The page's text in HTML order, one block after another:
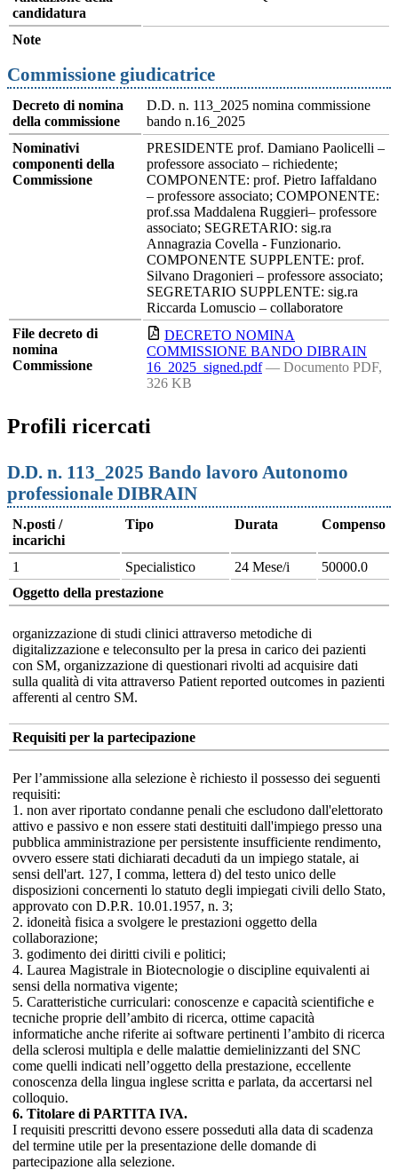
candidatura
Note
Commissione giudicatrice
Decreto di nomina
della commissione
D.D. n. 113_2025 nomina commissione
bando n.16_2025
Nominativi
componenti della
Commissione
PRESIDENTE prof. Damiano Paolicelli –
professore associato – richiedente;
COMPONENTE: prof. Pietro Iaffaldano
– professore associato; COMPONENTE:
prof.ssa Maddalena Ruggieri– professore
associato; SEGRETARIO: sig.ra
Annagrazia Covella - Funzionario.
COMPONENTE SUPPLENTE: prof.
Silvano Dragonieri – professore associato;
SEGRETARIO SUPPLENTE: sig.ra
Riccarda Lomuscio – collaboratore
File decreto di
nomina
Commissione
DECRETO NOMINA
COMMISSIONE BANDO DIBRAIN
16_2025_signed.pdf — Documento PDF,
326 KB
Profili ricercati
D.D. n. 113_2025 Bando lavoro Autonomo
professionale DIBRAIN
N.posti /
incarichi
Tipo Durata Compenso
1 Specialistico 24 Mese/i
50000.0
Oggetto della prestazione
organizzazione di studi clinici attraverso metodiche di
digitalizzazione e teleconsulto per la presa in carico dei pazienti
con SM, organizzazione di questionari rivolti ad acquisire dati
sulla qualità di vita attraverso Patient reported outcomes in pazienti
afferenti al centro SM.
Requisiti per la partecipazione
Per l’ammissione alla selezione è richiesto il possesso dei seguenti
requisiti:
1. non aver riportato condanne penali che escludono dall'elettorato
attivo e passivo e non essere stati destituiti dall'impiego presso una
pubblica amministrazione per persistente insufficiente rendimento,
ovvero essere stati dichiarati decaduti da un impiego statale, ai
sensi dell'art. 127, I comma, lettera d) del testo unico delle
disposizioni concernenti lo statuto degli impiegati civili dello Stato,
approvato con D.P.R. 10.01.1957, n. 3;
2. idoneità fisica a svolgere le prestazioni oggetto della
collaborazione;
3. godimento dei diritti civili e politici;
4. Laurea Magistrale in Biotecnologie o discipline equivalenti ai
sensi della normativa vigente;
5. Caratteristiche curriculari: conoscenze e capacità scientifiche e
tecniche proprie dell’ambito di ricerca, ottime capacità
informatiche anche riferite ai software pertinenti l’ambito di ricerca
della sclerosi multipla e delle malattie demielinizzanti del SNC
come quelli indicati nell’oggetto della prestazione, eccellente
conoscenza della lingua inglese scritta e parlata, da accertarsi nel
colloquio.
6. Titolare di PARTITA IVA.
I requisiti prescritti devono essere posseduti alla data di scadenza
del termine utile per la presentazione delle domande di
partecipazione alla selezione.